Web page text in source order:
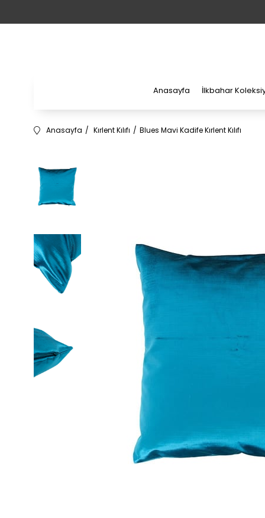
Anasayfa İlkbahar
Anasayfa Kırlent Kılıfı Blues Mavi Kadife Kırlent Kılıfı